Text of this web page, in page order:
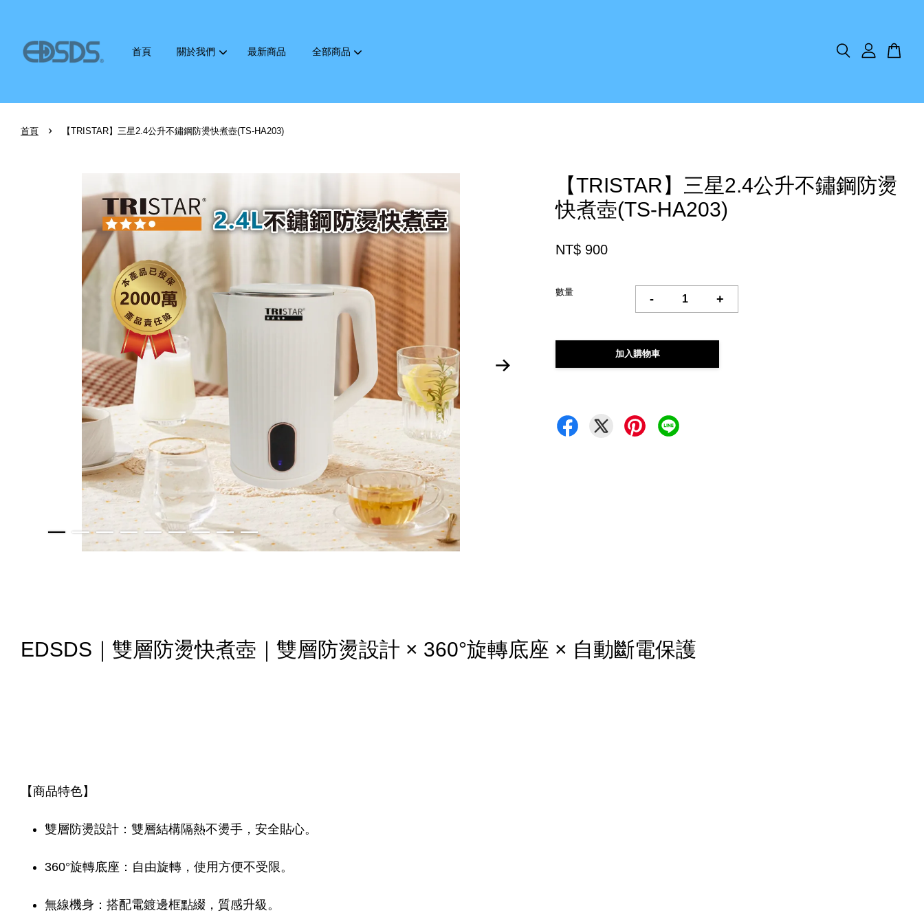
首頁 關於我們 最新商品 全部商品
首頁 › 【TRISTAR】三星2.4公升不鏽鋼防燙快煮壺(TS-HA203)
【TRISTAR】三星2.4公升不鏽鋼防燙
快煮壺(TS-HA203)
NT$ 900
數量
- +
加入購物車
EDSDS｜雙層防燙快煮壺｜雙層防燙設計 × 360°旋轉底座 × 自動斷電保護
【商品特色】
雙層防燙設計：雙層結構隔熱不燙手，安全貼心。
360°旋轉底座：自由旋轉，使用方便不受限。
無線機身：搭配電鍍邊框點綴，質感升級。